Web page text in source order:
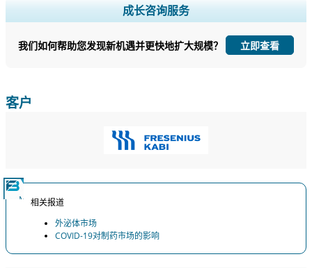
扩大区域和国家覆盖范围， 细分市场分析， 公司简介， 竞争基准分析，
以及最终用户洞察。
立即定制
成长咨询服务
我们如何帮助您发现新机遇并更快地扩大规模？ 立即查看
客户
相关报道
外泌体市场
COVID-19对制药市场的影响